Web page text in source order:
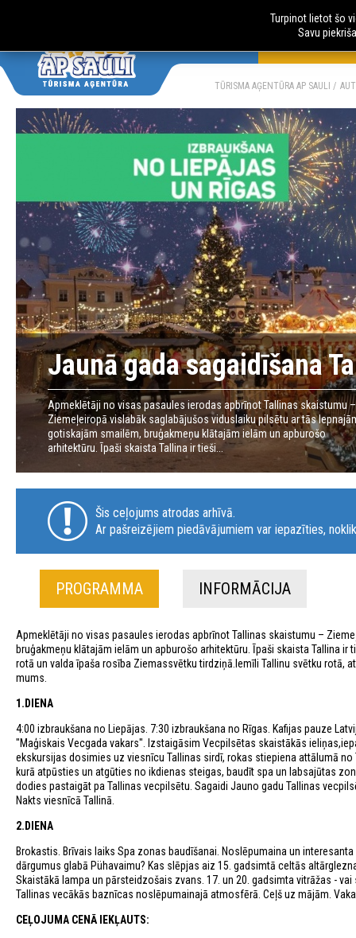
AUTOBUSU
TŪRISMA AĢENTŪRA AP SAULI
Jaunā gada sagaidīšana
Apmeklētāji no visas pasaules ierodas apbrīnot Tallinas skaistumu –
Ziemeļeiropā vislabāk saglabājušos viduslaiku pilsētu ar tās
gotiskajām smailēm, bruģakmeņu klātajām ielām un apburošo
arhitektūru. Īpaši skaista Tallina ir tieši...
Šis ceļojums atrodas arhīvā.
Ar pašreizējiem piedāvājumiem var iepazīties,
PROGRAMMA INFORMĀCIJA
Apmeklētāji no visas pasaules ierodas apbrīnot Tallinas skaistumu –
bruģakmeņu klātajām ielām un apburošo arhitektūru. Īpaši skaista Tallina
rotā un valda īpaša rosība Ziemassvētku tirdziņā.Iemīli Tallinu svētku rotā,
mums.
1.DIENA
4:00 izbraukšana no Liepājas. 7:30 izbraukšana no Rīgas. Kafijas pauze
"Maģiskais Vecgada vakars". Izstaigāsim Vecpilsētas skaistākās
ekskursijas dosimies uz viesnīcu Tallinas sirdī, rokas stiepiena attālumā
kurā atpūsties un atgūties no ikdienas steigas, baudīt spa un labsajūtas
dodies pastaigāt pa Tallinas vecpilsētu. Sagaidi Jauno gadu Tallinas
Nakts viesnīcā Tallinā.
2.DIENA
Brokastis. Brīvais laiks Spa zonas baudīšanai. Noslēpumaina un
dārgumus glabā Pühavaimu? Kas slēpjas aiz 15. gadsimtā celtās
Skaistākā lampa un pārsteidzošais zvans. 17. un 20. gadsimta vitrāžas -
Tallinas vecākās baznīcas noslēpumainajā atmosfērā. Ceļš uz mājām.
CEĻOJUMA CENĀ IEKĻAUTS:
Turpinot lietot šo
Savu